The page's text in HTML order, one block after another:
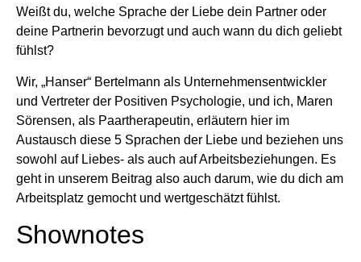
Weißt du, welche Sprache der Liebe dein Partner oder
deine Partnerin bevorzugt und auch wann du dich geliebt
fühlst?
Wir, „Hanser“ Bertelmann als Unternehmensentwickler
und Vertreter der Positiven Psychologie, und ich, Maren
Sörensen, als Paartherapeutin, erläutern hier im
Austausch diese 5 Sprachen der Liebe und beziehen uns
sowohl auf Liebes- als auch auf Arbeitsbeziehungen. Es
geht in unserem Beitrag also auch darum, wie du dich am
Arbeitsplatz gemocht und wertgeschätzt fühlst.
Shownotes